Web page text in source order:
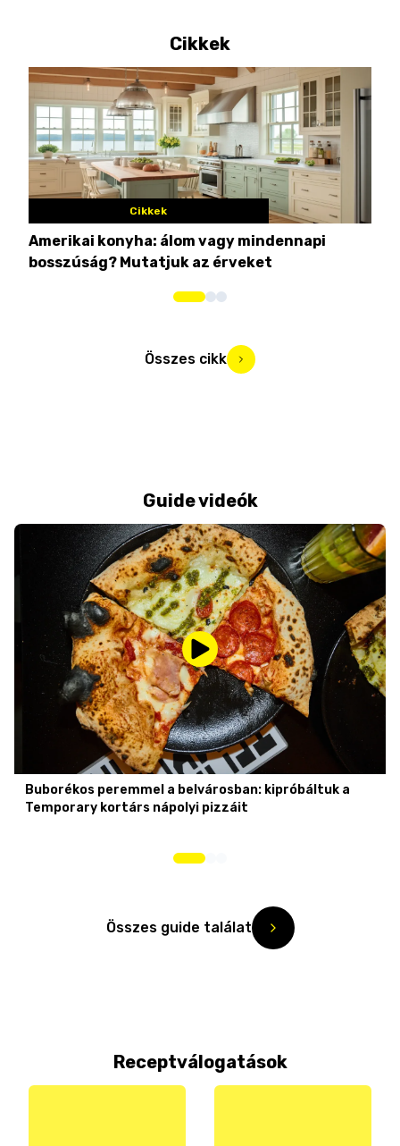
Cikkek
Cikkek
Amerikai konyha: álom vagy mindennapi
bosszúság? Mutatjuk az érveket
Összes cikk
Guide videók
Buborékos peremmel a belvárosban: kipróbáltuk a
Temporary kortárs nápolyi pizzáit
Összes guide találat
Receptválogatások